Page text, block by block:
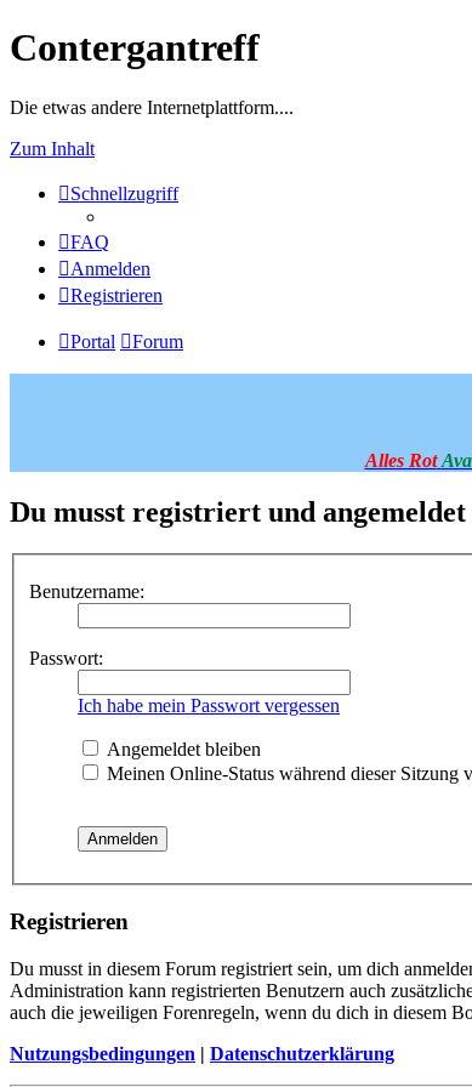
Contergantreff
Die etwas andere Internetplattform....
Zum Inhalt
Schnellzugriff
FAQ
Anmelden
Registrieren
Portal Forum
Alles Rot
Du musst registriert und
Benutzername:
Passwort:
Ich habe mein Passwort vergessen
Angemeldet bleiben
Meinen Online-Status während dieser Sitzung
Registrieren
Du musst in diesem Forum registriert sein, um dich
Administration kann registrierten Benutzern auch
auch die jeweiligen Forenregeln, wenn du dich in diesem
Nutzungsbedingungen | Datenschutzerklärung